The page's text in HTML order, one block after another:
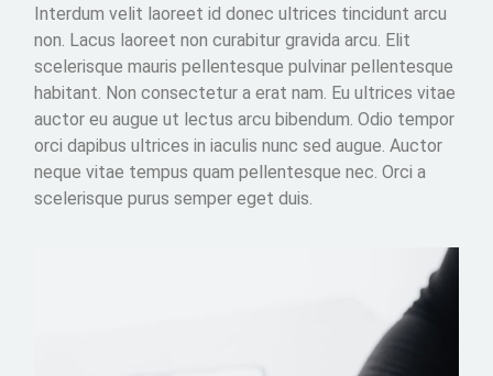
Interdum velit laoreet id donec ultrices tincidunt arcu
non. Lacus laoreet non curabitur gravida arcu. Elit
scelerisque mauris pellentesque pulvinar pellentesque
habitant. Non consectetur a erat nam. Eu ultrices vitae
auctor eu augue ut lectus arcu bibendum. Odio tempor
orci dapibus ultrices in iaculis nunc sed augue. Auctor
neque vitae tempus quam pellentesque nec. Orci a
scelerisque purus semper eget duis.